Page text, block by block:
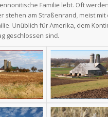
Familie lebt. Oft
stehen am Straßenrand, meist mit
Unüblich für Amerika, dem
geschlossen sind.